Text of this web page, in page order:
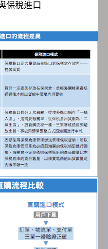
保稅進口